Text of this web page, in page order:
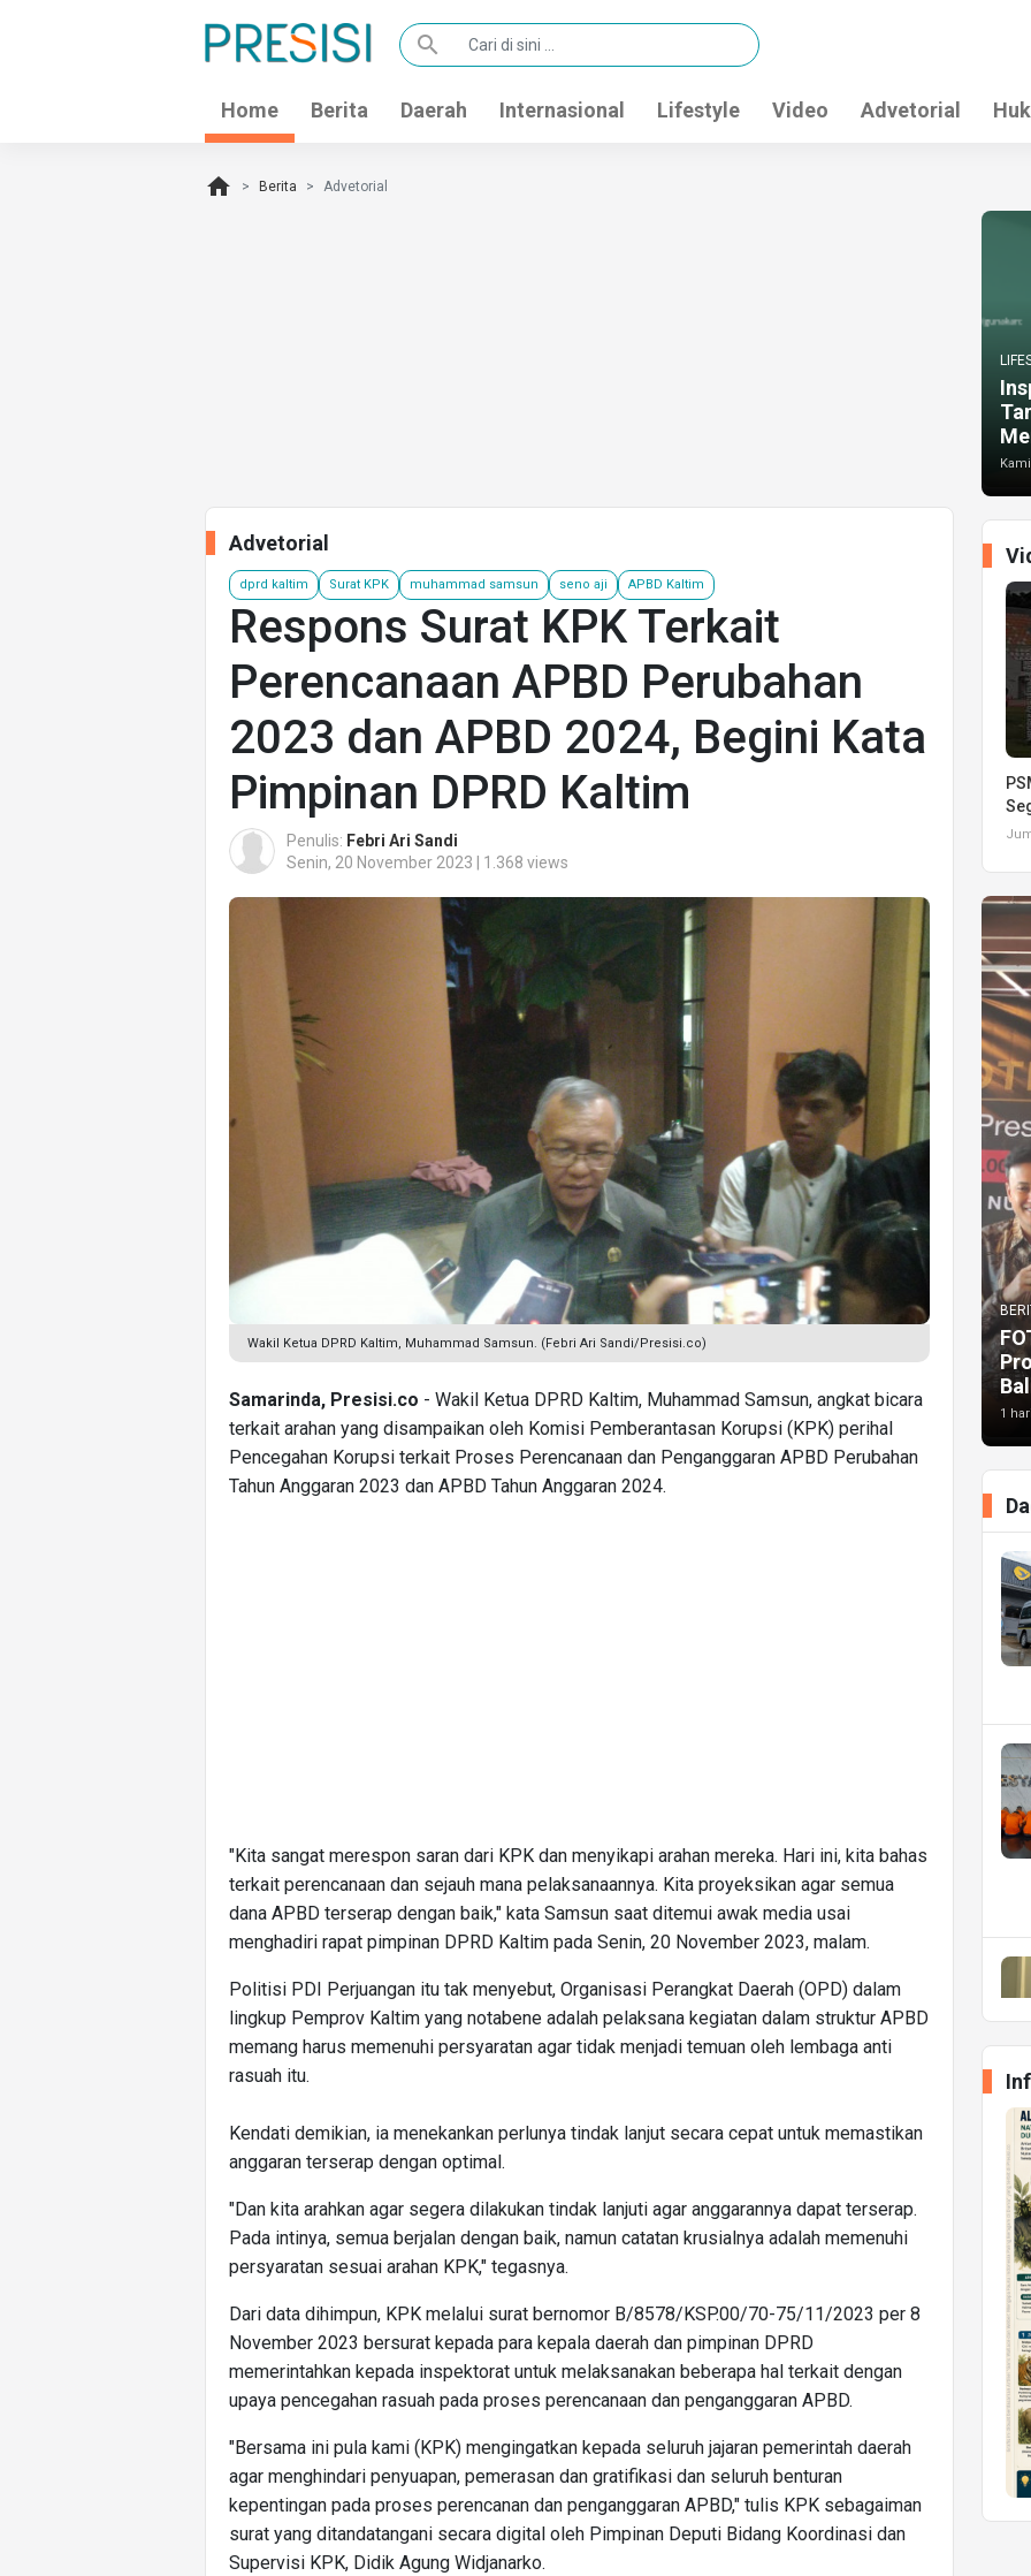
search
Home Berita Daerah Internasional Lifestyle Video Advetorial
home Berita Advetorial
Advetorial
dprd kaltim Surat KPK muhammad samsun seno aji APBD Kaltim
Respons Surat KPK Terkait
Perencanaan APBD Perubahan
2023 dan APBD 2024, Begini Kata
Pimpinan DPRD Kaltim
Penulis: Febri Ari Sandi
Senin, 20 November 2023 | 1.368 views
Wakil Ketua DPRD Kaltim, Muhammad Samsun. (Febri Ari Sandi/Presisi.co)
Samarinda, Presisi.co - Wakil Ketua DPRD Kaltim, Muhammad Samsun, angkat bicara
terkait arahan yang disampaikan oleh Komisi Pemberantasan Korupsi (KPK) perihal
Pencegahan Korupsi terkait Proses Perencanaan dan Penganggaran APBD Perubahan
Tahun Anggaran 2023 dan APBD Tahun Anggaran 2024.
"Kita sangat merespon saran dari KPK dan menyikapi arahan mereka. Hari ini, kita bahas
terkait perencanaan dan sejauh mana pelaksanaannya. Kita proyeksikan agar semua
dana APBD terserap dengan baik," kata Samsun saat ditemui awak media usai
menghadiri rapat pimpinan DPRD Kaltim pada Senin, 20 November 2023, malam.
Politisi PDI Perjuangan itu tak menyebut, Organisasi Perangkat Daerah (OPD) dalam
lingkup Pemprov Kaltim yang notabene adalah pelaksana kegiatan dalam struktur APBD
memang harus memenuhi persyaratan agar tidak menjadi temuan oleh lembaga anti
rasuah itu.
Kendati demikian, ia menekankan perlunya tindak lanjut secara cepat untuk memastikan
anggaran terserap dengan optimal.
"Dan kita arahkan agar segera dilakukan tindak lanjuti agar anggarannya dapat terserap.
Pada intinya, semua berjalan dengan baik, namun catatan krusialnya adalah memenuhi
persyaratan sesuai arahan KPK," tegasnya.
Dari data dihimpun, KPK melalui surat bernomor B/8578/KSP.00/70-75/11/2023 per 8
November 2023 bersurat kepada para kepala daerah dan pimpinan DPRD
memerintahkan kepada inspektorat untuk melaksanakan beberapa hal terkait dengan
upaya pencegahan rasuah pada proses perencanaan dan penganggaran APBD.
"Bersama ini pula kami (KPK) mengingatkan kepada seluruh jajaran pemerintah daerah
agar menghindari penyuapan, pemerasan dan gratifikasi dan seluruh benturan
kepentingan pada proses perencanan dan penganggaran APBD," tulis KPK sebagaiman
surat yang ditandatangani secara digital oleh Pimpinan Deputi Bidang Koordinasi dan
Supervisi KPK, Didik Agung Widjanarko.
1